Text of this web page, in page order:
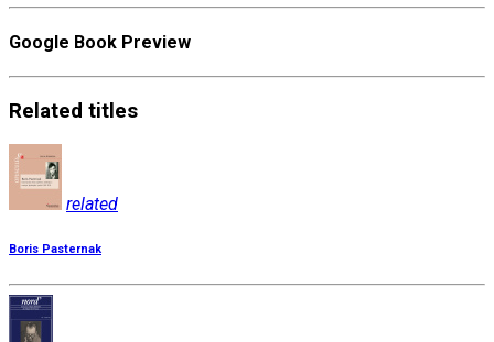
Google Book Preview
Related titles
related
Boris Pasternak